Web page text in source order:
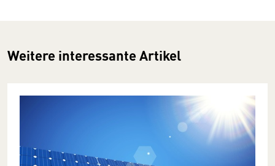
Weitere interessante Artikel